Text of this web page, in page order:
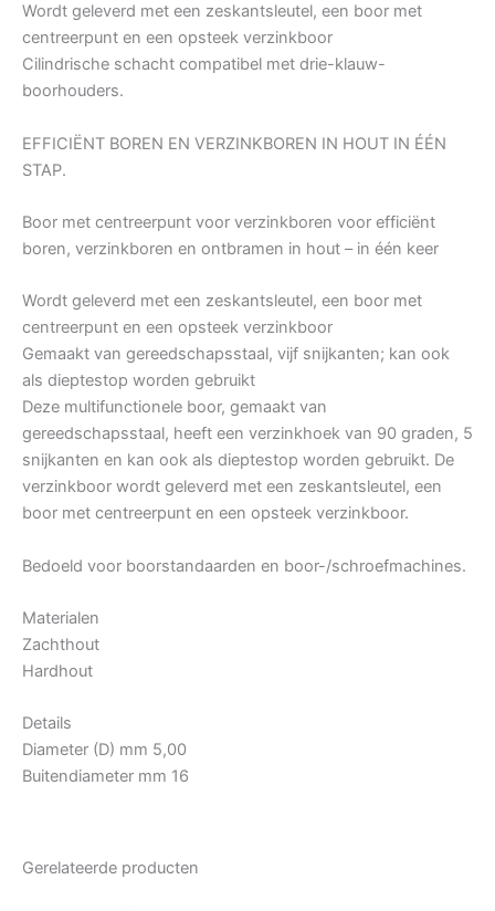
Wordt geleverd met een zeskantsleutel, een boor met
centreerpunt en een opsteek verzinkboor
Cilindrische schacht compatibel met drie-klauw-
boorhouders.
EFFICIËNT BOREN EN VERZINKBOREN IN HOUT IN ÉÉN
STAP.
Boor met centreerpunt voor verzinkboren voor efficiënt
boren, verzinkboren en ontbramen in hout – in één keer
Wordt geleverd met een zeskantsleutel, een boor met
centreerpunt en een opsteek verzinkboor
Gemaakt van gereedschapsstaal, vijf snijkanten; kan ook
als dieptestop worden gebruikt
Deze multifunctionele boor, gemaakt van
gereedschapsstaal, heeft een verzinkhoek van 90 graden, 5
snijkanten en kan ook als dieptestop worden gebruikt. De
verzinkboor wordt geleverd met een zeskantsleutel, een
boor met centreerpunt en een opsteek verzinkboor.
Bedoeld voor boorstandaarden en boor-/schroefmachines.
Materialen
Zachthout
Hardhout
Details
Diameter (D) mm 5,00
Buitendiameter mm 16
Gerelateerde producten